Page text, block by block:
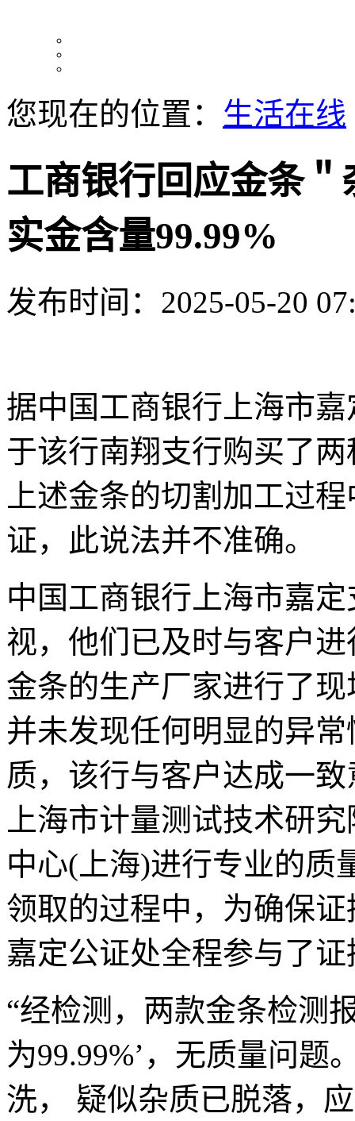
您现在的位置： 生活在线
工商银行回应金条
实金含量99.99%
发布时间：2025-05-20
据中国工商银行上海市
于该行南翔支行购买了
上述金条的切割加工过
证，此说法并不准确。
中国工商银行上海市嘉
视，他们已及时与客户
金条的生产厂家进行了
并未发现任何明显的异
质，该行与客户达成一
上海市计量测试技术研
中心(上海)进行专业的质
领取的过程中，为确保
嘉定公证处全程参与了
“经检测，两款金条检测
为99.99%’，无质量问题
洗， 疑似杂质已脱落，